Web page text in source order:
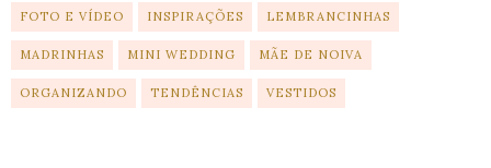
FOTO E VÍDEO INSPIRAÇÕES LEMBRANCINHAS
MADRINHAS MINI WEDDING MÃE DE NOIVA
ORGANIZANDO TENDÊNCIAS VESTIDOS